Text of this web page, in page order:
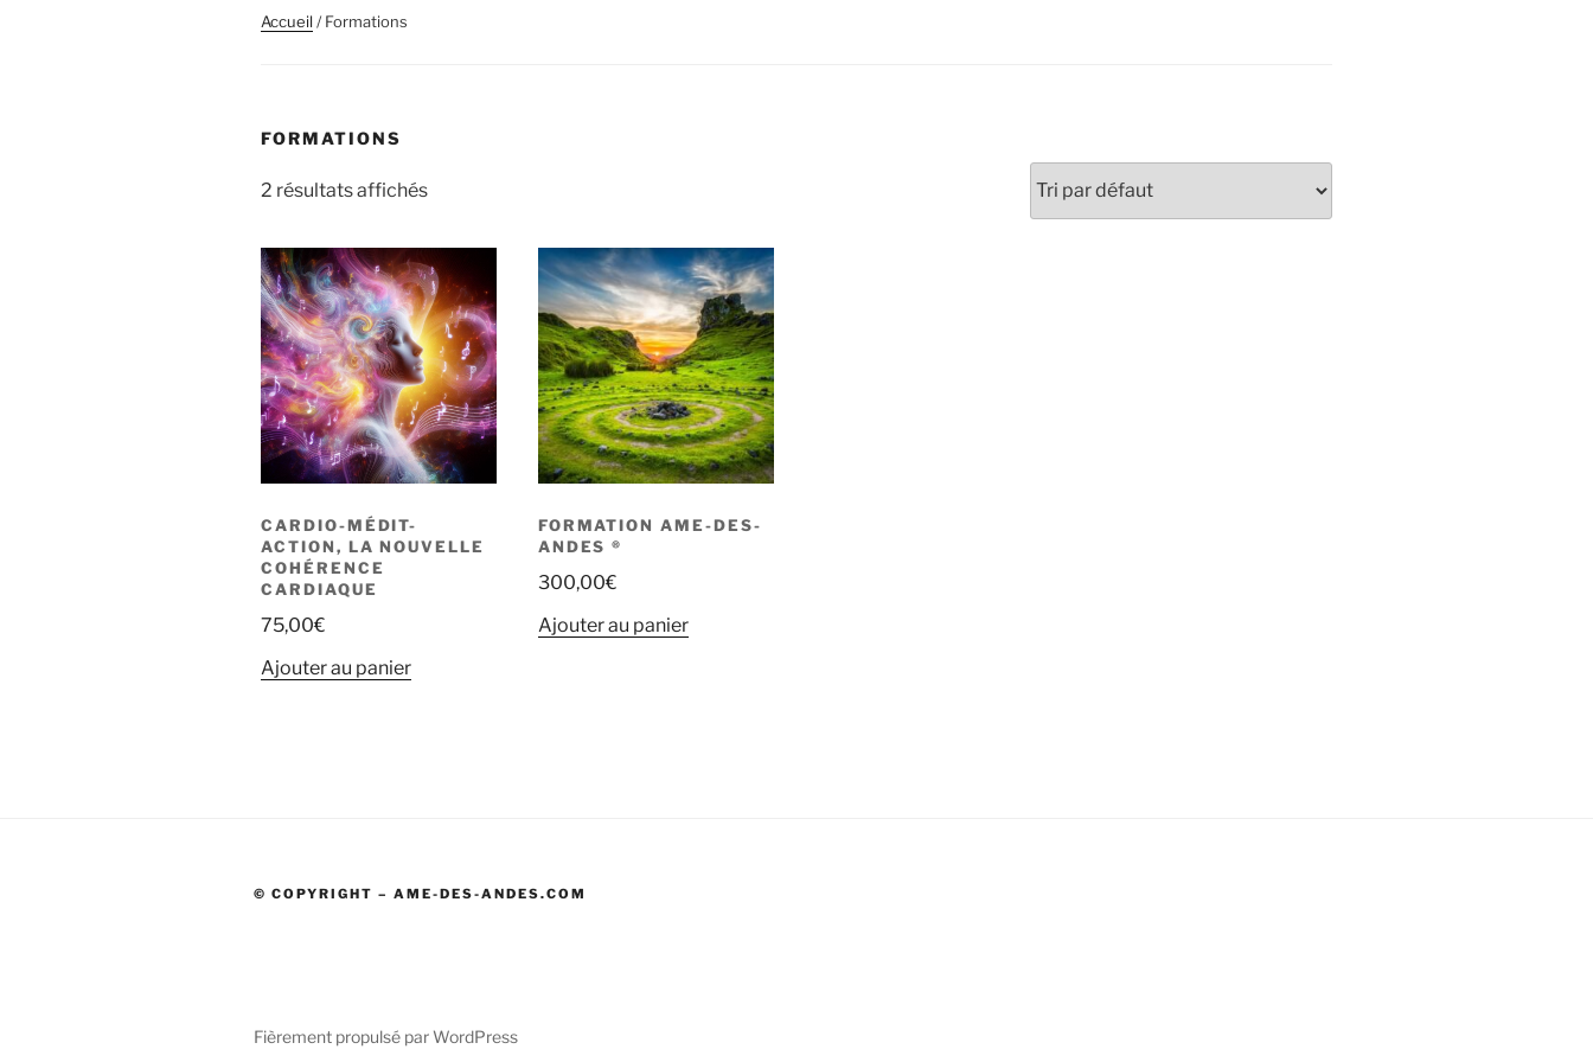
Accueil/ Formations
FORMATIONS
2 résultats affichés
CARDIO-MÉDIT-
ACTION, LA NOUVELLE
COHÉRENCE
CARDIAQUE
75,00€
Ajouter au panier
FORMATION AME-DES-
ANDES ®
300,00€
Ajouter au panier
© COPYRIGHT – AME-DES-ANDES.COM
Fièrement propulsé par WordPress